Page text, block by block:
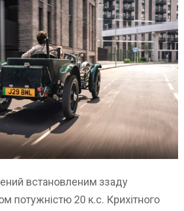
встановленим ззаду
потужністю 20 к.с. Крихітного